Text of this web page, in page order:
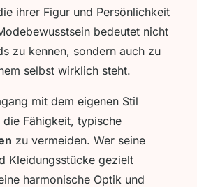
ihrer Figur und Persönlichkeit
bedeutet nicht
zu kennen, sondern auch zu
selbst wirklich steht.
mit dem eigenen Stil
Fähigkeit, typische
zu vermeiden. Wer seine
Kleidungsstücke gezielt
harmonische Optik und